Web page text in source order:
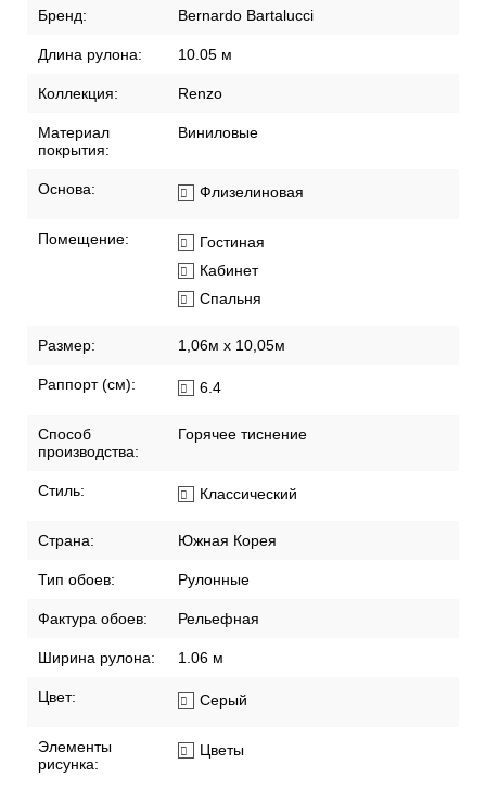
Бренд: Bernardo Bartalucci
Длина рулона: 10.05 м
Коллекция: Renzo
Материал
покрытия:
Виниловые
Основа: Флизелиновая
Помещение:
Гостиная
Кабинет
Спальня
Размер: 1,06м х 10,05м
Раппорт (см): 6.4
Способ
производства:
Горячее тиснение
Стиль: Классический
Страна: Южная Корея
Тип обоев: Рулонные
Фактура обоев: Рельефная
Ширина рулона: 1.06 м
Цвет: Серый
Элементы
рисунка:
Цветы